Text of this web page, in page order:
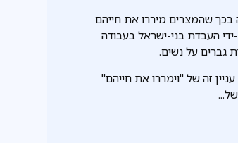
שהמצרים מיררו את חייהם
העבדת בני-ישראל בעבודה
גברים על נשים.
זה של "וימררו את חייהם"